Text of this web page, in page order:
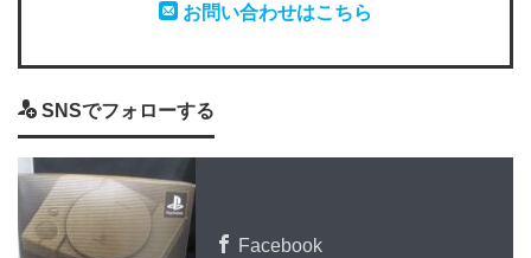
お問い合わせはこちら
SNSでフォローする
Facebook